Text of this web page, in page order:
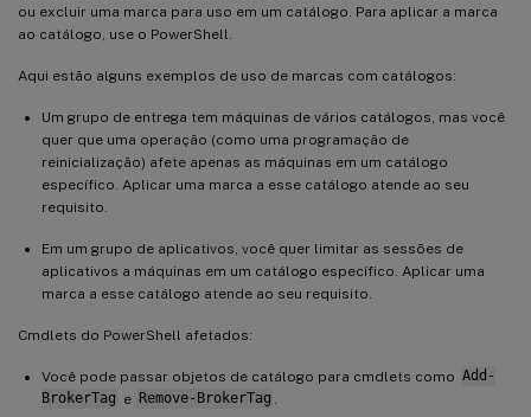
ou excluir uma marca para uso em um catálogo. Para aplicar a marca
ao catálogo, use o PowerShell.
Aqui estão alguns exemplos de uso de marcas com catálogos:
Um grupo de entrega tem máquinas de vários catálogos, mas você
quer que uma operação (como uma programação de
reinicialização) afete apenas as máquinas em um catálogo
específico. Aplicar uma marca a esse catálogo atende ao seu
requisito.
Em um grupo de aplicativos, você quer limitar as sessões de
aplicativos a máquinas em um catálogo específico. Aplicar uma
marca a esse catálogo atende ao seu requisito.
Cmdlets do PowerShell afetados:
Você pode passar objetos de catálogo para cmdlets como Add-
BrokerTag e Remove-BrokerTag